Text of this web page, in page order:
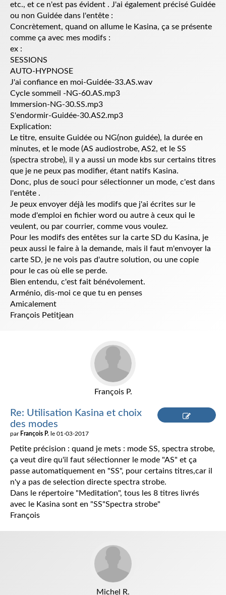
etc., et ce n'est pas évident . J'ai également précisé Guidée
ou non Guidée dans l'entête :
Concrètement, quand on allume le Kasina, ça se présente
comme ça avec mes modifs :
ex :
SESSIONS
AUTO-HYPNOSE
J'ai confiance en moi-Guidée-33.AS.wav
Cycle sommeil -NG-60.AS.mp3
Immersion-NG-30.SS.mp3
S'endormir-Guidée-30.AS2.mp3
Explication:
Le titre, ensuite Guidée ou NG(non guidée), la durée en
minutes, et le mode (AS audiostrobe, AS2, et le SS
(spectra strobe), il y a aussi un mode kbs sur certains titres
que je ne peux pas modifier, étant natifs Kasina.
Donc, plus de souci pour sélectionner un mode, c'est dans
l'entête .
Je peux envoyer déjà les modifs que j'ai écrites sur le
mode d'emploi en fichier word ou autre à ceux qui le
veulent, ou par courrier, comme vous voulez.
Pour les modifs des entêtes sur la carte SD du Kasina, je
peux aussi le faire à la demande, mais il faut m'envoyer la
carte SD, je ne vois pas d'autre solution, ou une copie
pour le cas où elle se perde.
Bien entendu, c'est fait bénévolement.
Arménio, dis-moi ce que tu en penses
Amicalement
François Petitjean
François P.
Re: Utilisation Kasina et choix
des modes
par François P. le 01-03-2017
Petite précision : quand je mets : mode SS, spectra strobe,
ça veut dire qu'il faut sélectionner le mode "AS" et ça
passe automatiquement en "SS", pour certains titres,car il
n'y a pas de selection directe spectra strobe.
Dans le répertoire "Meditation", tous les 8 titres livrés
avec le Kasina sont en "SS"Spectra strobe"
François
Michel R.